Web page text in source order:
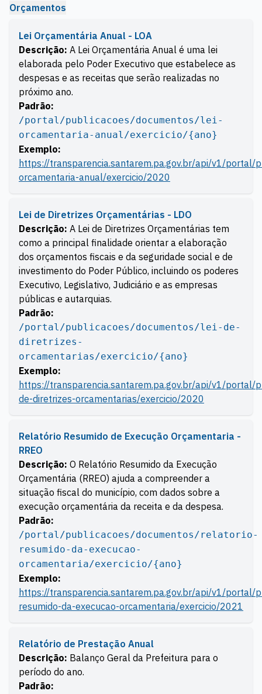
Orçamentos
Lei Orçamentária Anual - LOA
Descrição: A Lei Orçamentária Anual é uma lei
elaborada pelo Poder Executivo que estabelece as
despesas e as receitas que serão realizadas no
próximo ano.
Padrão:
/portal/publicacoes/documentos/lei-
orcamentaria-anual/exercicio/{ano}
Exemplo:
https://transparencia.santarem.pa.gov.br/api/v1/portal/
orcamentaria-anual/exercicio/2020
Lei de Diretrizes Orçamentárias - LDO
Descrição: A Lei de Diretrizes Orçamentárias tem
como a principal finalidade orientar a elaboração
dos orçamentos fiscais e da seguridade social e de
investimento do Poder Público, incluindo os poderes
Executivo, Legislativo, Judiciário e as empresas
públicas e autarquias.
Padrão:
/portal/publicacoes/documentos/lei-de-
diretrizes-
orcamentarias/exercicio/{ano}
Exemplo:
https://transparencia.santarem.pa.gov.br/api/v1/portal/
de-diretrizes-orcamentarias/exercicio/2020
Relatório Resumido de Execução Orçamentaria -
RREO
Descrição: O Relatório Resumido da Execução
Orçamentária (RREO) ajuda a compreender a
situação fiscal do município, com dados sobre a
execução orçamentária da receita e da despesa.
Padrão:
/portal/publicacoes/documentos/relatorio-
resumido-da-execucao-
orcamentaria/exercicio/{ano}
Exemplo:
https://transparencia.santarem.pa.gov.br/api/v1/portal/
resumido-da-execucao-orcamentaria/exercicio/2021
Relatório de Prestação Anual
Descrição: Balanço Geral da Prefeitura para o
período do ano.
Padrão: